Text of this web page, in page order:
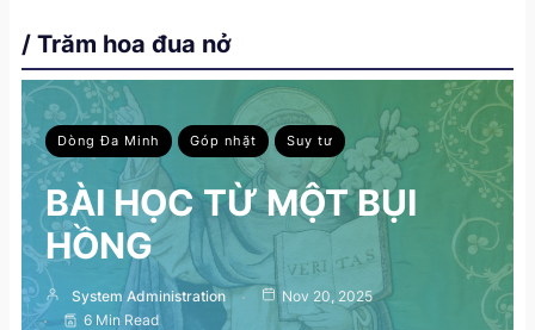
/ Trăm hoa đua nở
Dòng Đa Minh Góp nhặt Suy tư
BÀI HỌC TỪ MỘT BỤI
HỒNG
System Administration
Nov 20, 2025
6 Min Read